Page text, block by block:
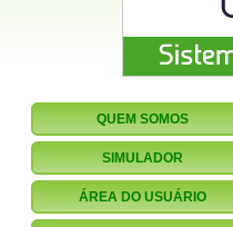
QUEM SOMOS
SIMULADOR
ÁREA DO USUÁRIO